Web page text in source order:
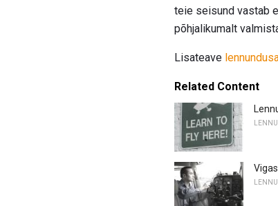
teie seisund vastab
põhjalikumalt
Lisateave
Related Content